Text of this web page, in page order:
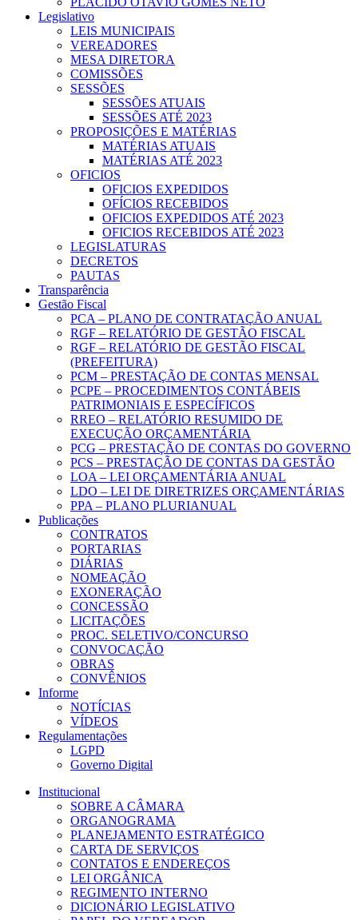
Legislativo
LEIS MUNICIPAIS
VEREADORES
MESA DIRETORA
COMISSÕES
SESSÕES
SESSÕES ATUAIS
SESSÕES ATÉ 2023
PROPOSIÇÕES E MATÉRIAS
MATÉRIAS ATUAIS
MATÉRIAS ATÉ 2023
OFICIOS
OFICIOS EXPEDIDOS
OFÍCIOS RECEBIDOS
OFICIOS EXPEDIDOS ATÉ 2023
OFICIOS RECEBIDOS ATÉ 2023
LEGISLATURAS
DECRETOS
PAUTAS
Transparência
Gestão Fiscal
PCA – PLANO DE CONTRATAÇÃO ANUAL
RGF – RELATÓRIO DE GESTÃO FISCAL
RGF – RELATÓRIO DE GESTÃO FISCAL
(PREFEITURA)
PCM – PRESTAÇÃO DE CONTAS MENSAL
PCPE – PROCEDIMENTOS CONTÁBEIS
PATRIMONIAIS E ESPECÍFICOS
RREO – RELATÓRIO RESUMIDO DE
EXECUÇÃO ORÇAMENTÁRIA
PCG – PRESTAÇÃO DE CONTAS DO GOVERNO
PCS – PRESTAÇÃO DE CONTAS DA GESTÃO
LOA – LEI ORÇAMENTÁRIA ANUAL
LDO – LEI DE DIRETRIZES ORÇAMENTÁRIAS
PPA – PLANO PLURIANUAL
Publicações
CONTRATOS
PORTARIAS
DIÁRIAS
NOMEAÇÃO
EXONERAÇÃO
CONCESSÃO
LICITAÇÕES
PROC. SELETIVO/CONCURSO
CONVOCAÇÃO
OBRAS
CONVÊNIOS
Informe
NOTÍCIAS
VÍDEOS
Regulamentações
LGPD
Governo Digital
Institucional
SOBRE A CÂMARA
ORGANOGRAMA
PLANEJAMENTO ESTRATÉGICO
CARTA DE SERVIÇOS
CONTATOS E ENDEREÇOS
LEI ORGÂNICA
REGIMENTO INTERNO
DICIONÁRIO LEGISLATIVO